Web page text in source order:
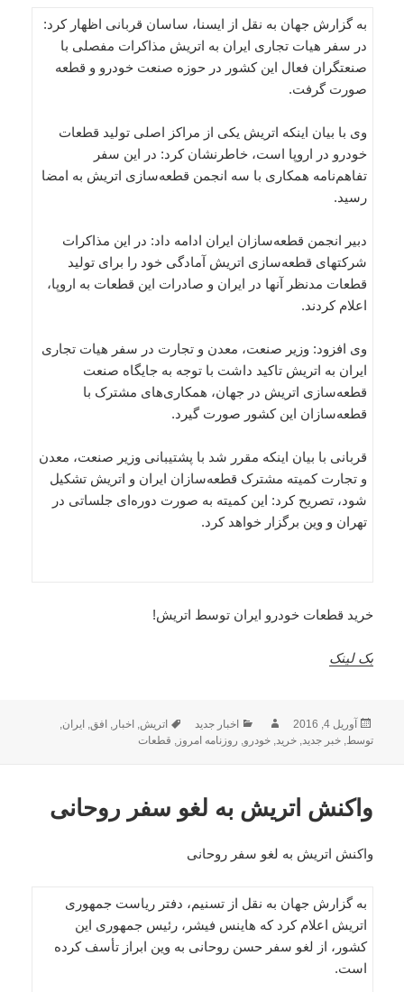
به گزارش جهان به نقل از ایسنا، ساسان قربانی اظهار کرد:
در سفر هیات تجاری ایران به اتریش مذاکرات مفصلی با
صنعتگران فعال این کشور در حوزه صنعت خودرو و قطعه
صورت گرفت.
وی با بیان اینکه اتریش یکی از مراکز اصلی تولید قطعات
خودرو در اروپا است، خاطرنشان کرد: در این سفر
تفاهم‌نامه همکاری با سه انجمن قطعه‌سازی اتریش به امضا
رسید.
دبیر انجمن قطعه‌سازان ایران ادامه داد: در این مذاکرات
شرکتهای قطعه‌سازی اتریش آمادگی خود را برای تولید
قطعات مدنظر آنها در ایران و صادرات این قطعات به اروپا،
اعلام کردند.
وی افزود: وزیر صنعت، معدن و تجارت در سفر هیات تجاری
ایران به اتریش تاکید داشت با توجه به جایگاه صنعت
قطعه‌سازی اتریش در جهان، همکاری‌های مشترک با
قطعه‌سازان این کشور صورت گیرد.
قربانی با بیان اینکه مقرر شد با پشتیبانی وزیر صنعت، معدن
و تجارت کمیته مشترک قطعه‌سازان ایران و اتریش تشکیل
شود، تصریح کرد: این کمیته به صورت دوره‌ای جلساتی در
تهران و وین برگزار خواهد کرد.
خرید قطعات خودرو ایران توسط اتریش!
بک لینک
ارسال
شده
آوریل 4, 2016 نویسندهدسته‌ها
اخبار جدید برچسب‌ها
اتریش ,اخبار ,افق ,ایران
توسط
,خبر جدید ,خرید ,خودرو روزنامه امروز قطعات
واکنش اتریش به لغو سفر روحانی
واکنش اتریش به لغو سفر روحانی
به گزارش جهان به نقل از تسنیم، دفتر ریاست جمهوری
اتریش اعلام کرد که هاینس فیشر، رئیس جمهوری این
کشور، از لغو سفر حسن روحانی به وین ابراز تأسف کرده
است.